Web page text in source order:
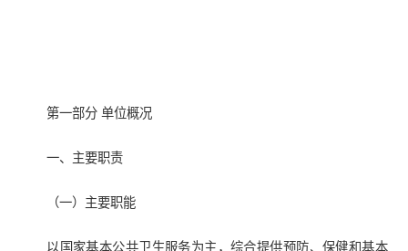
第一部分 单位概况
一、主要职责
（一）主要职能
以国家基本公共卫生服务为主，综合提供预防、保健和基本